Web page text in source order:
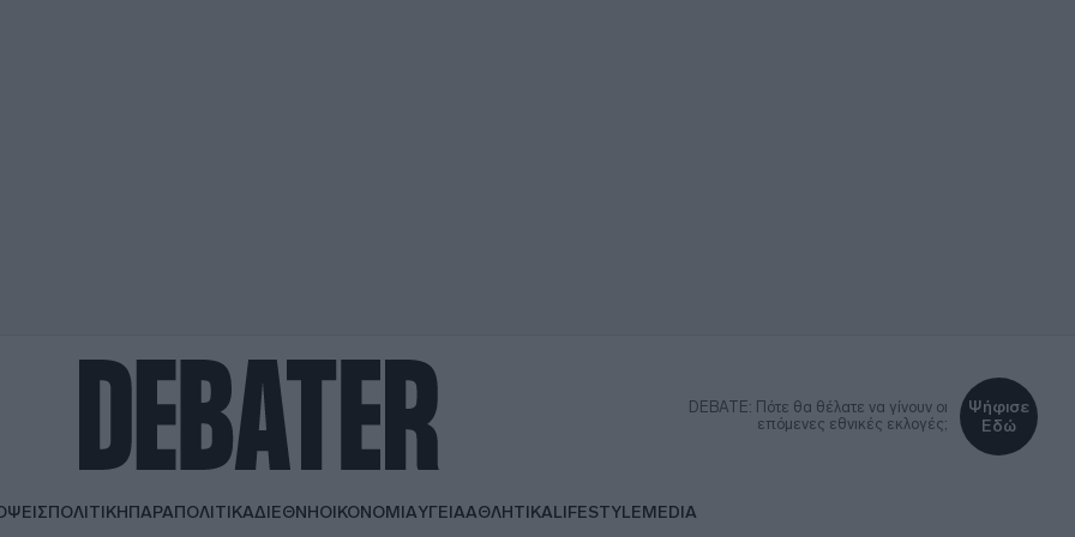
DEBATE: Πότε θα θέλατε να γίνουν οι
επόμενες εθνικές εκλογές;
Ψήφισε
Εδώ
ΠΟΛΙΤΙΚΗΠΑΡΑΠΟΛΙΤΙΚΑΔΙΕΘΝΗΟΙΚΟΝΟΜΙΑΥΓΕΙΑΑΘΛΗΤΙΚΑLIFESTYLEMEDIA